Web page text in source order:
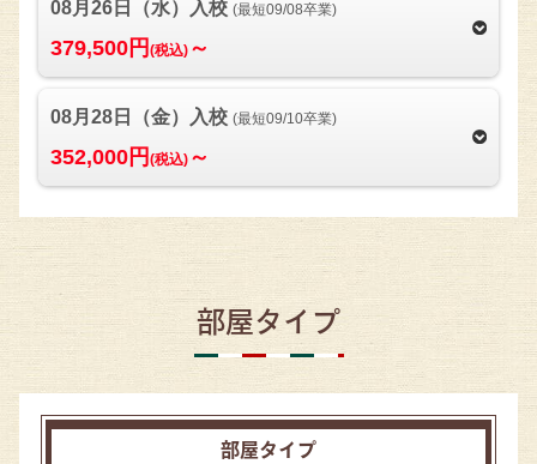
08月26日（水）入校 (最短09/08卒業)
379,500円 (税込) ～
08月28日（金）入校 (最短09/10卒業)
352,000円 (税込) ～
部屋タイプ